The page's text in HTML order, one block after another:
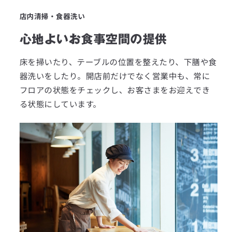
店内清掃・食器洗い
心地よいお食事空間の提供
床を掃いたり、テーブルの位置を整えたり、下膳や食
器洗いをしたり。開店前だけでなく営業中も、常に
フロアの状態をチェックし、お客さまをお迎えでき
る状態にしています。
秋田県
山形県
福島県
茨城県
群馬県
埼玉県
千葉県
東京都